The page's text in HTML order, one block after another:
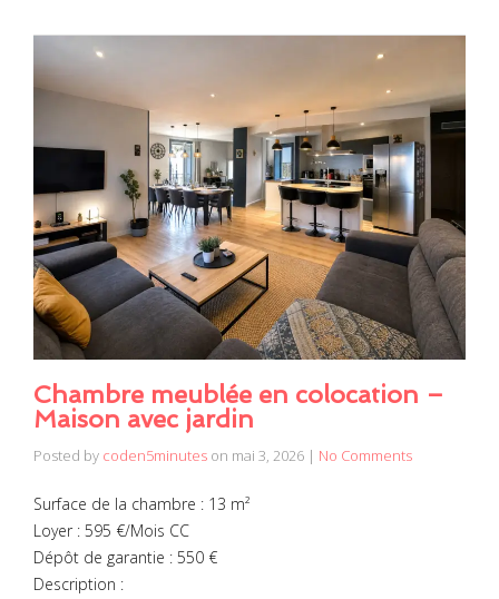
Chambre meublée en colocation –
Maison avec jardin
Posted by coden5minutes on mai 3, 2026 | No Comments
Surface de la chambre : 13 m²
Loyer : 595 €/Mois CC
Dépôt de garantie : 550 €
Description :